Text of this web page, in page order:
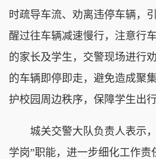
时疏导车流、劝离违停车辆，
醒过往车辆减速慢行，注意行
的家长及学生，交警现场进行
的车辆即停即走，避免造成聚
护校园周边秩序，保障学生出行
城关交警大队负责人表示，
学岗”职能，进一步细化工作责